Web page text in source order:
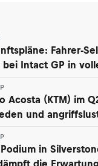
Fahrer-
bei Intact GP in
Acosta (KTM) im
und
in
die